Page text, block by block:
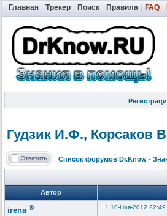
Главная Трекер Поиск Правила FAQ
Гудзик И.Ф., Корсаков
Список форумов Dr.Know -
Автор
irena ® 10-Ноя-2012 22:49